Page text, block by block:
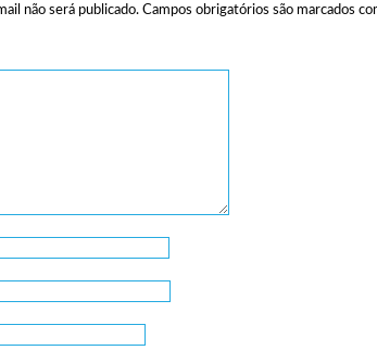
não será publicado. Campos obrigatórios são marcados